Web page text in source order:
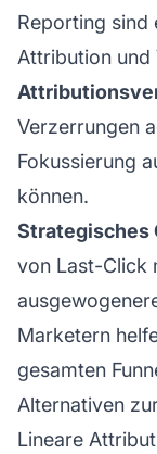
Reporting sind
Attribution und
Verzerrungen
Fokussierung
können.
Strategisches
von Last-Click
Marketern
gesamten
Alternativen
Lineare